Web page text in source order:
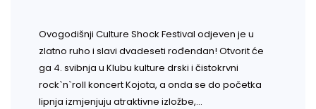
Ovogodišnji Culture Shock Festival odjeven je u
zlatno ruho i slavi dvadeseti rođendan! Otvorit će
ga 4. svibnja u Klubu kulture drski i čistokrvni
rock`n`roll koncert Kojota, a onda se do početka
lipnja izmjenjuju atraktivne izložbe,…